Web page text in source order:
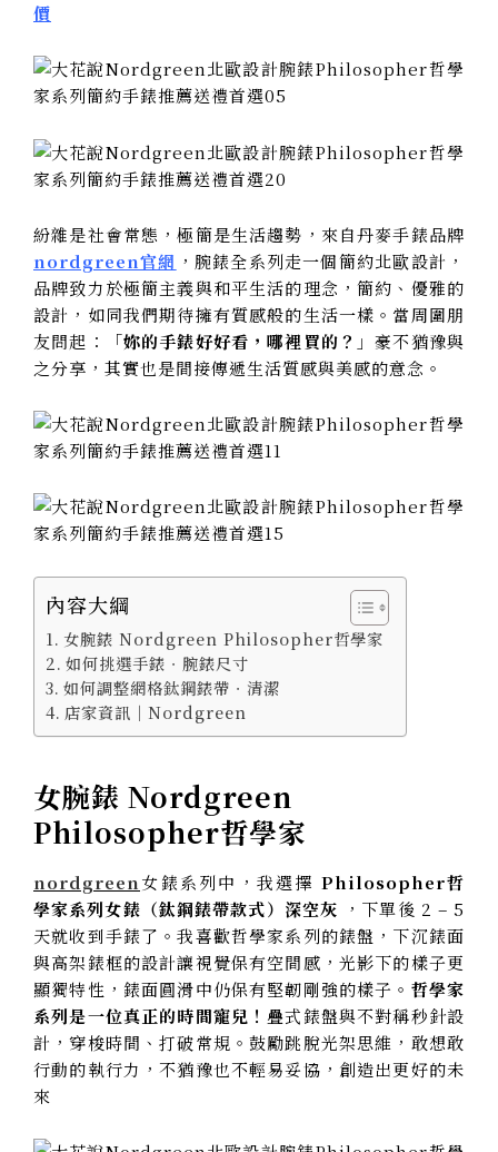
價
紛雜是社會常態，極簡是生活趨勢，來自丹麥手錶品牌
nordgreen官網 ，腕錶全系列走一個簡約北歐設計，
品牌致力於極簡主義與和平生活的理念，簡約、優雅的
設計，如同我們期待擁有質感般的生活一樣。當周圍朋
友問起：「妳的手錶好好看，哪裡買的？ 」豪不猶豫與
之分享，其實也是間接傳遞生活質感與美感的意念。
內容大綱
女腕錶 Nordgreen Philosopher哲學家
如何挑選手錶．腕錶尺寸
如何調整網格鈦鋼錶帶．清潔
店家資訊｜Nordgreen
女腕錶 Nordgreen
Philosopher哲學家
nordgreen女錶系列中，我選擇 Philosopher哲
學家系列女錶（鈦鋼錶帶款式）深空灰 ，下單後 2 – 5
天就收到手錶了。我喜歡哲學家系列的錶盤，下沉錶面
與高架錶框的設計讓視覺保有空間感，光影下的樣子更
顯獨特性，錶面圓滑中仍保有堅韌剛強的樣子。 哲學家
系列是一位真正的時間寵兒！疊式錶盤與不對稱秒針設
計，穿梭時間、打破常規。鼓勵跳脫光架思維，敢想敢
行動的執行力，不猶豫也不輕易妥協，創造出更好的未
來